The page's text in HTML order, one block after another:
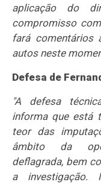
aplicação do
compromisso
fará comentários
autos neste
Defesa de
"A defesa
informa que está
teor das
âmbito da
deflagrada, bem
a investigação.